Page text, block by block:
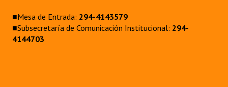
■Mesa de Entrada: 294-4143579
■Subsecretaría de Comunicación Institucional: 294-
4144703